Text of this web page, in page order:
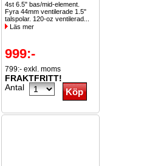
4st 6.5" bas/mid-element.
Fyra 44mm ventilerade 1.5"
talspolar. 120-oz ventilerad...
Läs mer
999:-
799:- exkl. moms
FRAKTFRITT!
Antal